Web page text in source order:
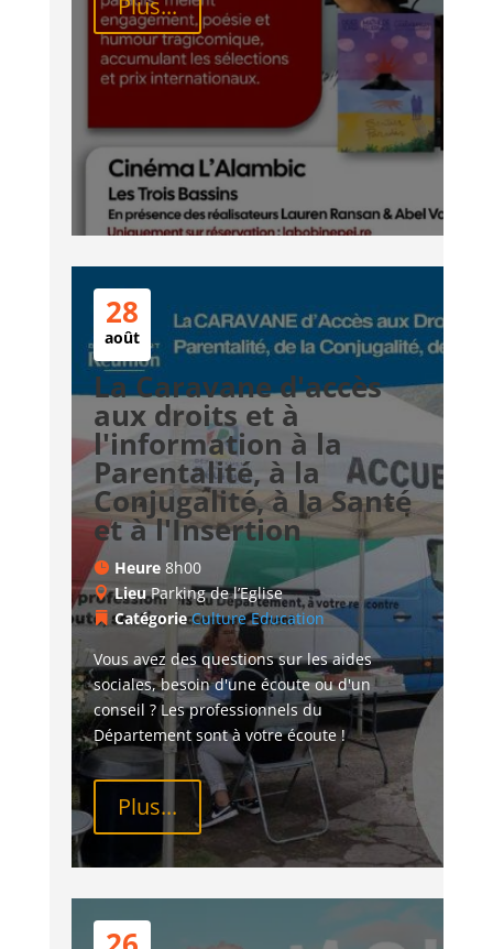
Plus...
28
août
La Caravane d'accès
aux droits et à
l'information à la
Parentalité, à la
Conjugalité, à la Santé
et à l'Insertion
Heure 8h00
LieuParking de l’Eglise
CatégorieCulture Education
Vous avez des questions sur les aides
sociales, besoin d'une écoute ou d'un
conseil ? Les professionnels du
Département sont à votre écoute !
Plus...